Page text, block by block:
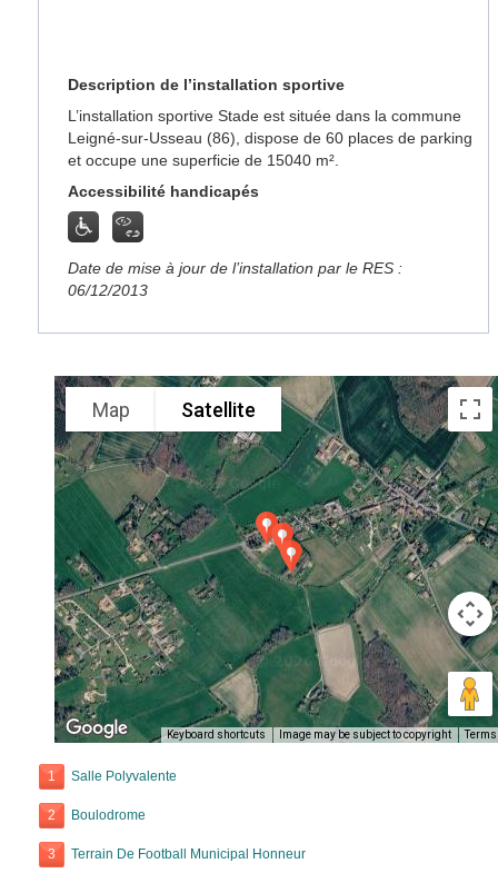
Description de l’installation sportive
L’installation sportive Stade est située dans la commune
Leigné-sur-Usseau (86), dispose de 60 places de parking
et occupe une superficie de 15040 m².
Accessibilité handicapés
Date de mise à jour de l’installation par le RES :
06/12/2013
Map Satellite
Keyboard shortcuts Image may be subject to copyright Terms
1 Salle Polyvalente
2 Boulodrome
3 Terrain De Football Municipal Honneur